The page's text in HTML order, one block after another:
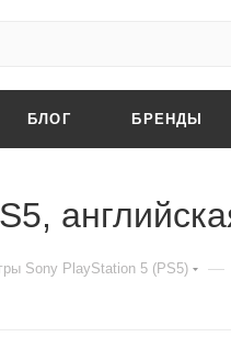
БЛОГ БРЕНДЫ
Sony PlayStation 5 (PS5) —